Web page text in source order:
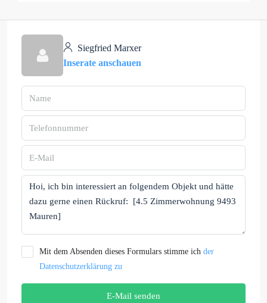
Siegfried Marxer
Inserate anschauen
Mit dem Absenden dieses Formulars stimme ich der
Datenschutzerklärung zu
E-Mail senden